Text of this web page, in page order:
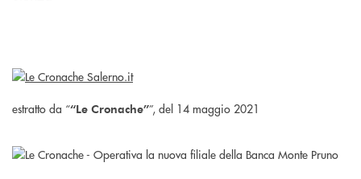
estratto da ““Le Cronache””, del 14 maggio 2021